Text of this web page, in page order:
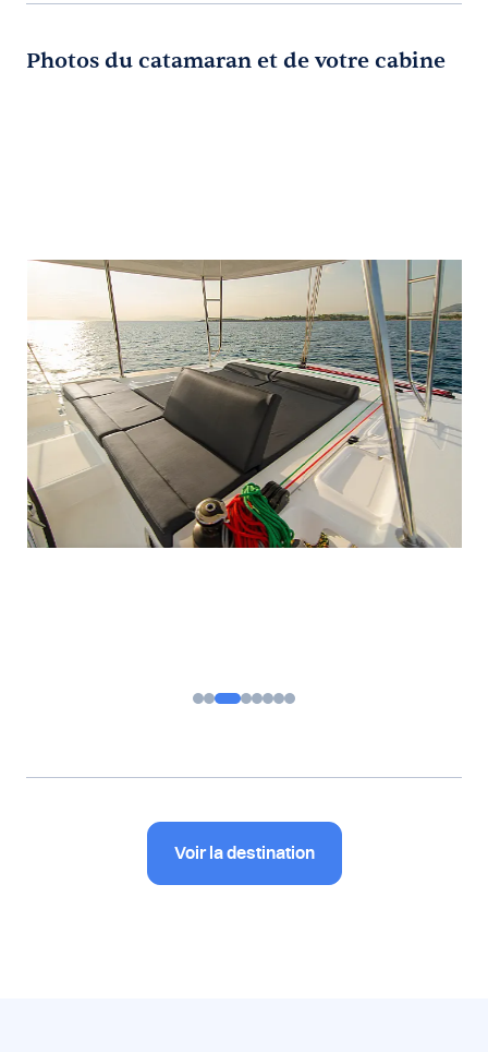
Photos du catamaran et de votre cabine
Voir la destination